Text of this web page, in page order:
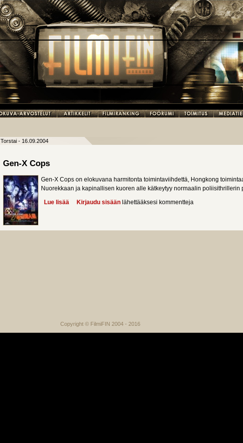
Torstai - 16.09.2004
Gen-X Cops
Gen-X Cops on elokuvana harmitonta toimintaviihdettä, Hongkong
Nuorekkaan ja kapinallisen kuoren alle kätkeytyy normaalin poliisithrillerin
Lue lisää about Gen-X Cops
Kirjaudu sisään lähettääksesi kommentteja
Copyright © FilmiFIN 2004 - 2016